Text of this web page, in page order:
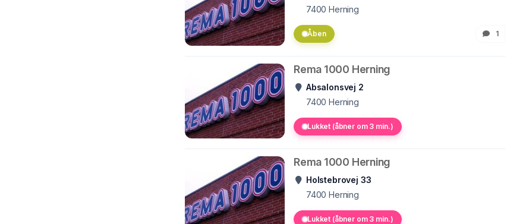
7400 Herning
Åben 1
Rema 1000 Herning
Absalonsvej 2
7400 Herning
Lukket (åbner om 3 min.)
Rema 1000 Herning
Holstebrovej 33
7400 Herning
Lukket (åbner om 3 min.)